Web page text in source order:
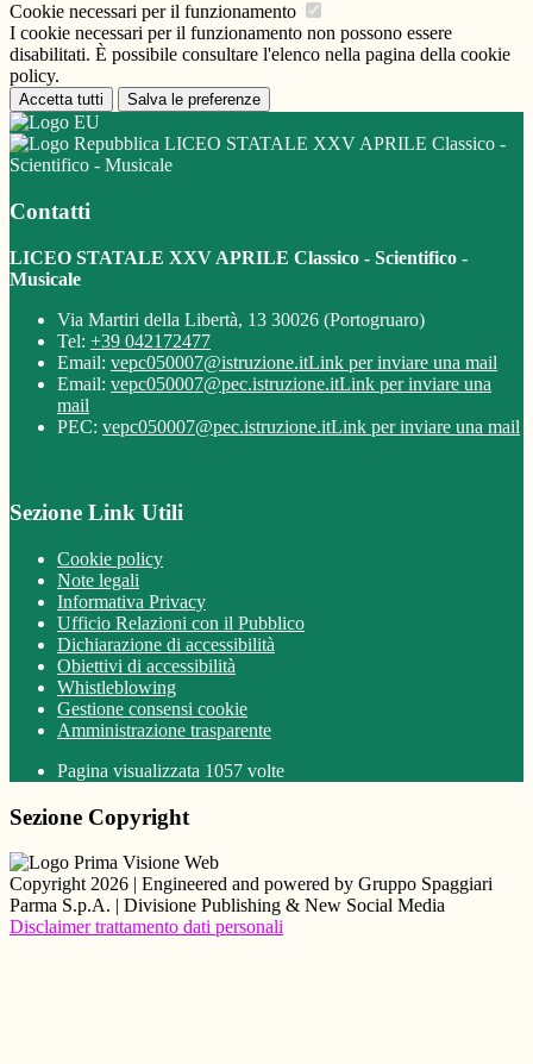
Cookie necessari per il funzionamento
I cookie necessari per il funzionamento non possono essere
disabilitati. È possibile consultare l'elenco nella pagina della cookie
policy.
Accetta tutti Salva le preferenze
LICEO STATALE XXV APRILE Classico -
Scientifico - Musicale
Contatti
LICEO STATALE XXV APRILE Classico - Scientifico -
Musicale
Via Martiri della Libertà, 13 30026 (Portogruaro)
Tel: +39 042172477
Email: vepc050007@istruzione.itLink per inviare una mail
Email: vepc050007@pec.istruzione.itLink per inviare una
mail
PEC: vepc050007@pec.istruzione.itLink per inviare una mail
Sezione Link Utili
Cookie policy
Note legali
Informativa Privacy
Ufficio Relazioni con il Pubblico
Dichiarazione di accessibilità
Obiettivi di accessibilità
Whistleblowing
Gestione consensi cookie
Amministrazione trasparente
Pagina visualizzata 1057 volte
Sezione Copyright
Copyright 2026 | Engineered and powered by Gruppo Spaggiari
Parma S.p.A. | Divisione Publishing & New Social Media
Disclaimer trattamento dati personali